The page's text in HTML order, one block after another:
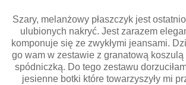
Szary, melanżowy płaszczyk jest
ulubionych nakryć. Jest zarazem
komponuje się ze zwykłymi jeansami.
go wam w zestawie z granatową
spódniczką. Do tego zestawu
jesienne botki które towarzyszyły mi